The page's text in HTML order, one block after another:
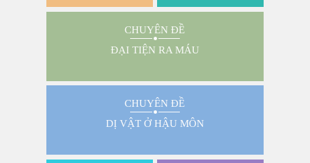
CHUYÊN ĐỀ
ĐẠI TIỆN RA MÁU
CHUYÊN ĐỀ
DỊ VẬT Ở HẬU MÔN